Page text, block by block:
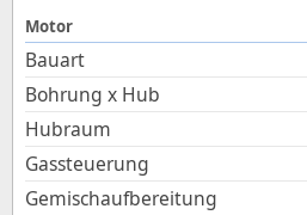
Motor
Bauart
Bohrung x Hub
Hubraum
Gassteuerung
Gemischaufbereitung